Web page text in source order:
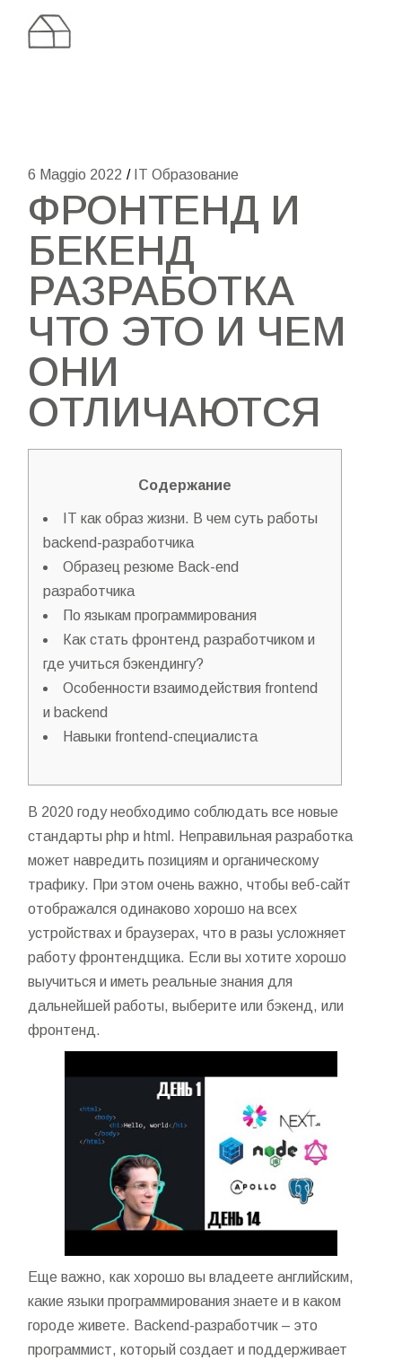
content
6 Maggio 2022 IT Образование
ФРОНТЕНД И
БЕКЕНД
РАЗРАБОТКА
ЧТО ЭТО И ЧЕМ
ОНИ
ОТЛИЧАЮТСЯ
Содержание
IT как образ жизни. В чем суть работы
backend-разработчика
Образец резюме Back-end
разработчика
По языкам программирования
Как стать фронтенд разработчиком и
где учиться бэкендингу?
Особенности взаимодействия frontend
и backend
Навыки frontend-специалиста
В 2020 году необходимо соблюдать все новые
стандарты php и html. Неправильная разработка
может навредить позициям и органическому
трафику. При этом очень важно, чтобы веб-сайт
отображался одинаково хорошо на всех
устройствах и браузерах, что в разы усложняет
работу фронтендщика. Если вы хотите хорошо
выучиться и иметь реальные знания для
дальнейшей работы, выберите или бэкенд, или
фронтенд.
Еще важно, как хорошо вы владеете английским,
какие языки программирования знаете и в каком
городе живете. Backend-разработчик – это
программист, который создает и поддерживает